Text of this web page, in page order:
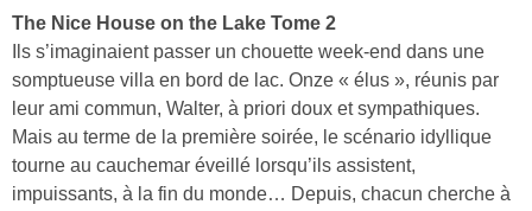
The Nice House on the Lake Tome 2
Ils s’imaginaient passer un chouette week-end dans une
somptueuse villa en bord de lac. Onze « élus », réunis par
leur ami commun, Walter, à priori doux et sympathiques.
Mais au terme de la première soirée, le scénario idyllique
tourne au cauchemar éveillé lorsqu’ils assistent,
impuissants, à la fin du monde… Depuis, chacun cherche à